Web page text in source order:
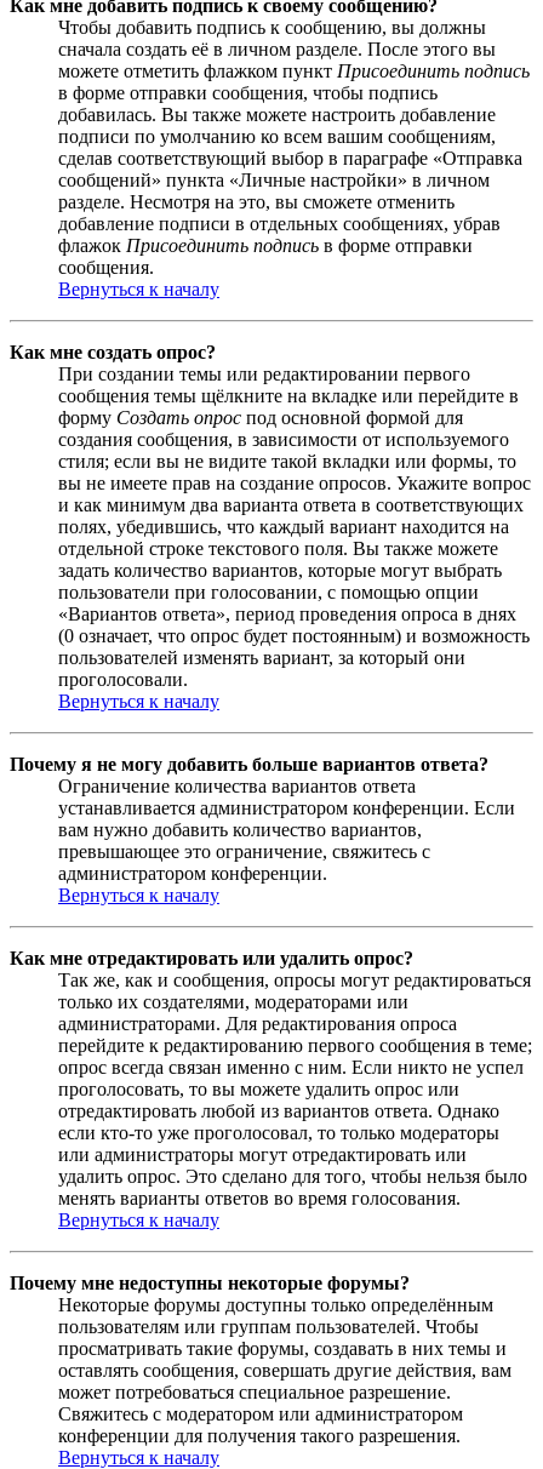
Как мне добавить подпись к своему сообщению?
Чтобы добавить подпись к сообщению, вы должны
сначала создать её в личном разделе. После этого вы
можете отметить флажком пункт Присоединить подпись
в форме отправки сообщения, чтобы подпись
добавилась. Вы также можете настроить добавление
подписи по умолчанию ко всем вашим сообщениям,
сделав соответствующий выбор в параграфе «Отправка
сообщений» пункта «Личные настройки» в личном
разделе. Несмотря на это, вы сможете отменить
добавление подписи в отдельных сообщениях, убрав
флажок Присоединить подпись в форме отправки
сообщения.
Вернуться к началу
Как мне создать опрос?
При создании темы или редактировании первого
сообщения темы щёлкните на вкладке или перейдите в
форму Создать опрос под основной формой для
создания сообщения, в зависимости от используемого
стиля; если вы не видите такой вкладки или формы, то
вы не имеете прав на создание опросов. Укажите вопрос
и как минимум два варианта ответа в соответствующих
полях, убедившись, что каждый вариант находится на
отдельной строке текстового поля. Вы также можете
задать количество вариантов, которые могут выбрать
пользователи при голосовании, с помощью опции
«Вариантов ответа», период проведения опроса в днях
(0 означает, что опрос будет постоянным) и возможность
пользователей изменять вариант, за который они
проголосовали.
Вернуться к началу
Почему я не могу добавить больше вариантов ответа?
Ограничение количества вариантов ответа
устанавливается администратором конференции. Если
вам нужно добавить количество вариантов,
превышающее это ограничение, свяжитесь с
администратором конференции.
Вернуться к началу
Как мне отредактировать или удалить опрос?
Так же, как и сообщения, опросы могут редактироваться
только их создателями, модераторами или
администраторами. Для редактирования опроса
перейдите к редактированию первого сообщения в теме;
опрос всегда связан именно с ним. Если никто не успел
проголосовать, то вы можете удалить опрос или
отредактировать любой из вариантов ответа. Однако
если кто-то уже проголосовал, то только модераторы
или администраторы могут отредактировать или
удалить опрос. Это сделано для того, чтобы нельзя было
менять варианты ответов во время голосования.
Вернуться к началу
Почему мне недоступны некоторые форумы?
Некоторые форумы доступны только определённым
пользователям или группам пользователей. Чтобы
просматривать такие форумы, создавать в них темы и
оставлять сообщения, совершать другие действия, вам
может потребоваться специальное разрешение.
Свяжитесь с модератором или администратором
конференции для получения такого разрешения.
Вернуться к началу